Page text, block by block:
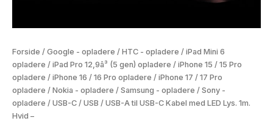
Forside / Google - opladere / HTC - opladere / iPad Mini 6
opladere / iPad Pro 12,9â³ (5 gen) opladere / iPhone 15 / 15 Pro
opladere / iPhone 16 / 16 Pro opladere / iPhone 17 / 17 Pro
opladere / Nokia - opladere / Samsung - opladere / Sony -
opladere / USB-C / USB / USB-A til USB-C Kabel med LED Lys. 1m.
Hvid –